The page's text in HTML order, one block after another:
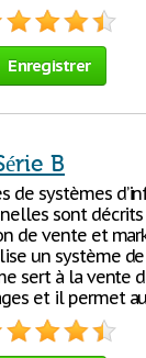
Enregistrer
B
de systèmes
sont décrits
de vente et
un système
sert à la vente
et il permet